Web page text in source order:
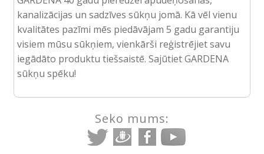
kanalizācijas un sadzīves sūkņu jomā. Kā vēl vienu
kvalitātes pazīmi mēs piedāvājam 5 gadu garantiju
visiem mūsu sūkņiem, vienkārši reģistrējiet savu
iegādāto produktu tiešsaistē. Sajūtiet GARDENA
sūkņu spēku!
Seko mums: